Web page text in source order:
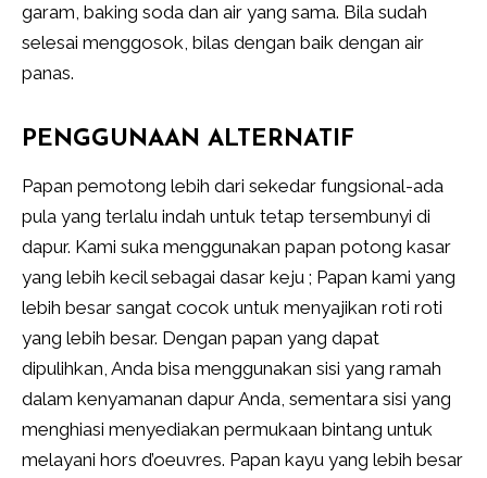
garam, baking soda dan air yang sama. Bila sudah
selesai menggosok, bilas dengan baik dengan air
panas.
PENGGUNAAN ALTERNATIF
Papan pemotong lebih dari sekedar fungsional-ada
pula yang terlalu indah untuk tetap tersembunyi di
dapur. Kami suka menggunakan papan potong kasar
yang lebih kecil sebagai dasar keju ; Papan kami yang
lebih besar sangat cocok untuk menyajikan roti roti
yang lebih besar. Dengan papan yang dapat
dipulihkan, Anda bisa menggunakan sisi yang ramah
dalam kenyamanan dapur Anda, sementara sisi yang
menghiasi menyediakan permukaan bintang untuk
melayani hors d’oeuvres. Papan kayu yang lebih besar